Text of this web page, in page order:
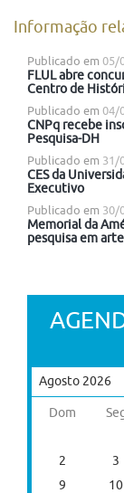
Informação
Publicado em 05/
FLUL abre
Centro de
Publicado em 04/
CNPq recebe
Pesquisa-DH
Publicado em 31/
CES da
Executivo
Publicado em 30/
Memorial da
pesquisa em
Agosto 2026
Dom
2
3
9
10